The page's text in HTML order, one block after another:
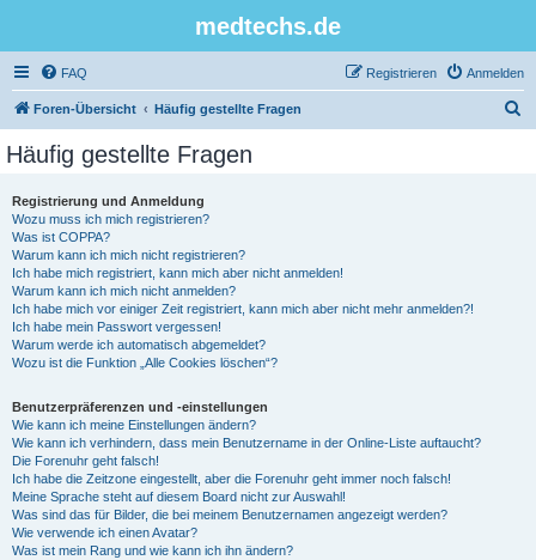
medtechs.de
FAQ Anmelden
Registrieren
Foren-Übersicht Häufig gestellte Fragen
Häufig gestellte Fragen
Registrierung und Anmeldung
Wozu muss ich mich registrieren?
Was ist COPPA?
Warum kann ich mich nicht registrieren?
Ich habe mich registriert, kann mich aber nicht anmelden!
Warum kann ich mich nicht anmelden?
Ich habe mich vor einiger Zeit registriert, kann mich aber nicht mehr anmelden?!
Ich habe mein Passwort vergessen!
Warum werde ich automatisch abgemeldet?
Wozu ist die Funktion „Alle Cookies löschen“?
Benutzerpräferenzen und -einstellungen
Wie kann ich meine Einstellungen ändern?
Wie kann ich verhindern, dass mein Benutzername in der Online-Liste auftaucht?
Die Forenuhr geht falsch!
Ich habe die Zeitzone eingestellt, aber die Forenuhr geht immer noch falsch!
Meine Sprache steht auf diesem Board nicht zur Auswahl!
Was sind das für Bilder, die bei meinem Benutzernamen angezeigt werden?
Wie verwende ich einen Avatar?
Was ist mein Rang und wie kann ich ihn ändern?